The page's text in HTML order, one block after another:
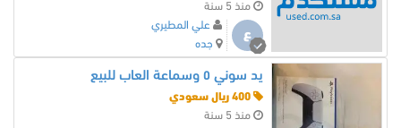
منذ 5 سنة
ع
علي المطيري
جده
يد سوني ٥ وسماعة العاب للبيع
منذ 5 سنة